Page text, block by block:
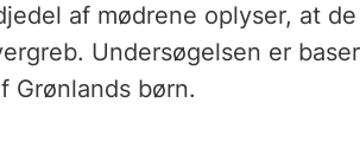
af mødrene oplyser, at
Undersøgelsen er
Grønlands børn.